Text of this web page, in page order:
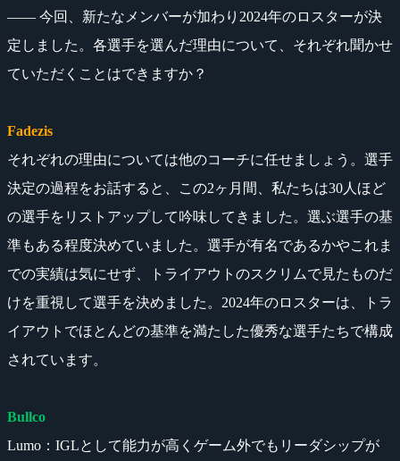
―― 今回、新たなメンバーが加わり2024年のロスターが決
定しました。各選手を選んだ理由について、それぞれ聞かせ
ていただくことはできますか？
Fadezis
それぞれの理由については他のコーチに任せましょう。選手
決定の過程をお話すると、この2ヶ月間、私たちは30人ほど
の選手をリストアップして吟味してきました。選ぶ選手の基
準もある程度決めていました。選手が有名であるかやこれま
での実績は気にせず、トライアウトのスクリムで見たものだ
けを重視して選手を決めました。2024年のロスターは、トラ
イアウトでほとんどの基準を満たした優秀な選手たちで構成
されています。
Bullco
Lumo：IGLとして能力が高くゲーム外でもリーダシップが